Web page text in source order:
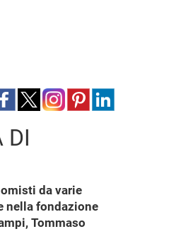
DI
da varie
nella fondazione
Tommaso